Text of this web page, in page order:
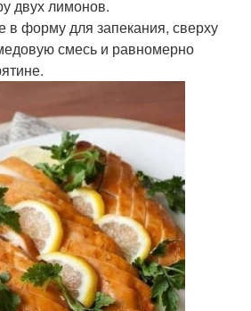
двух лимонов.
в форму для запекания, сверху
смесь и равномерно